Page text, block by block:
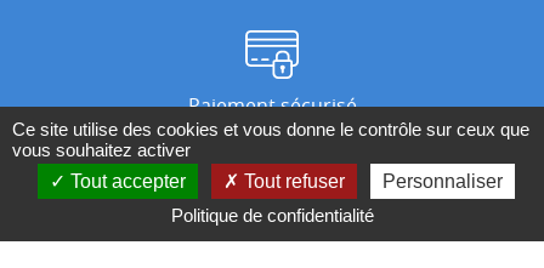
Paiement sécurisé
Nos magasins
Ce site utilise des cookies et vous donne le contrôle sur ceux que
vous souhaitez activer
Tout accepter
Tout refuser
Personnaliser
Politique de confidentialité